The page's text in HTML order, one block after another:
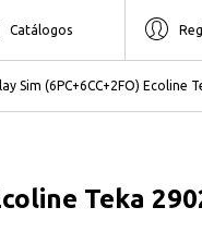
Catálogos
Sim (6PC+6CC+2FO) Ecoline
Teka